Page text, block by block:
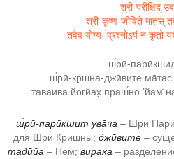
श्री-परीक्षिद्
श्री-कृष्ण-जीविते मातस्
तवैव योग्यः प्रश्नोऽयं न
ш́рӣ-
ш́рӣ-кр̣шн̣а-джӣвите ма̄тас
таваива йогйах̣ праш́но ’йам̇
ш́рӣ-парӣкшит ува̄ча – Шри
для Шри Кришны; джӣвите –
тадӣйа – Нем; вираха –